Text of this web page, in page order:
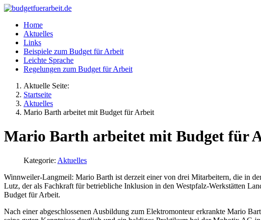
Home
Aktuelles
Links
Beispiele zum Budget für Arbeit
Leichte Sprache
Regelungen zum Budget für Arbeit
Aktuelle Seite:
Startseite
Aktuelles
Mario Barth arbeitet mit Budget für Arbeit
Mario Barth arbeitet mit Budget für
Kategorie: Aktuelles
Winnweiler-Langmeil: Mario Barth ist derzeit einer von drei Mitarbeitern, die in
Lutz, der als Fachkraft für betriebliche Inklusion in den Westpfalz-Werkstätten
Budget für Arbeit.
Nach einer abgeschlossenen Ausbildung zum Elektromonteur erkrankte Mario